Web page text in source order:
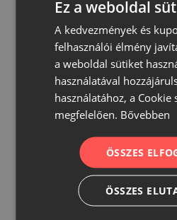
Ez a weboldal
A kedvezmények és
felhasználói élmény
a weboldal sütiket
használatával
használatához, a Cookie
megfelelően. Bővebben
ÖSSZES
ÖSSZES